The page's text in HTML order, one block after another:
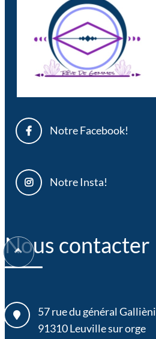
Notre Facebook!
Notre Insta!
Nous contacter
57 rue du général Gallièni
91310Leuville sur orge